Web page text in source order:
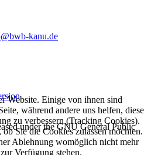
@​bwb-kanu.de
under the GNU General Public
Website. Einige von ihnen sind
während andere uns helfen, diese
zu verbessern (Tracking Cookies).
Sie die Cookies zulassen möchten.
Ablehnung womöglich nicht mehr
Verfügung stehen.